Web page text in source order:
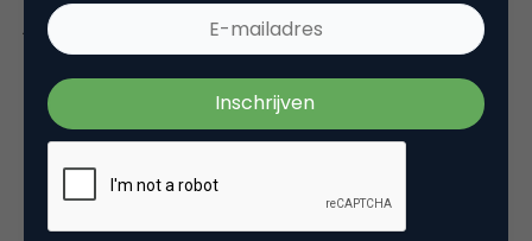
jullie voor nu niet onthouden. Mastercard kijkt alvast
vooruit in de VS en de creditcardmaatschappij
verwacht dat het aankomende feestseizoen
gedefinieerd zal worden door – ook – consumenten
digitale belevingen. Bazen van winkels geven aan
dat ze eerder begonnen zijn met de inkoop en dat